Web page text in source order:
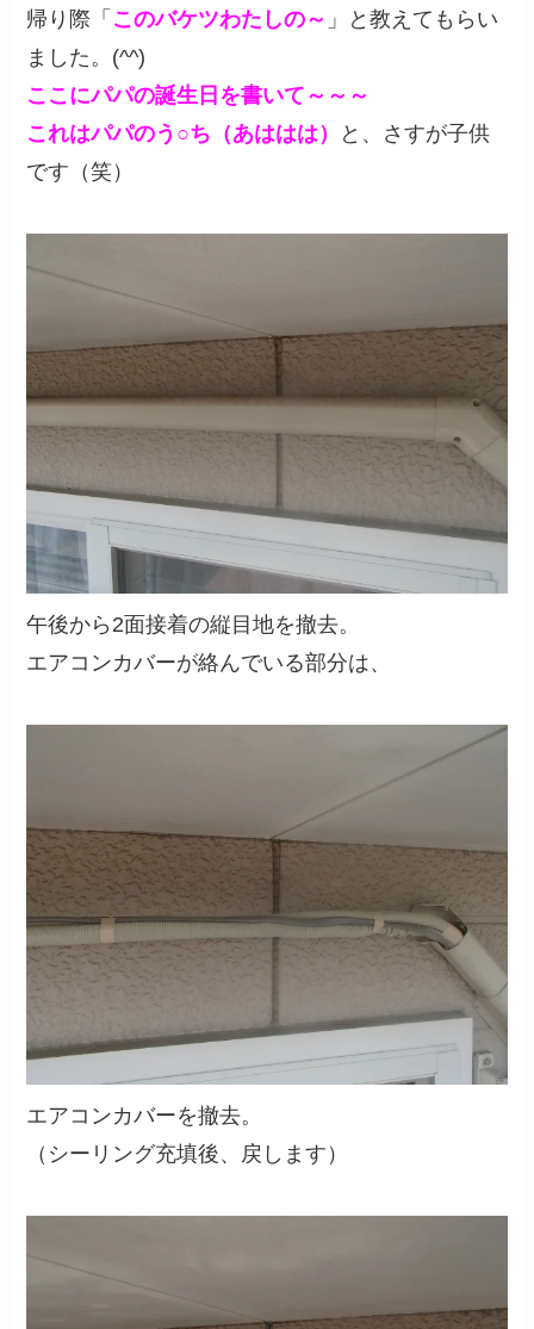
帰り際「 このバケツわたしの～ 」と教えてもらい
ました。(^^)
ここにパパの誕生日を書いて～～～
これはパパのう○ち（あははは）
と、さすが子供
です（笑）
午後から2面接着の縦目地を撤去。
エアコンカバーが絡んでいる部分は、
エアコンカバーを撤去。
（シーリング充填後、戻します）